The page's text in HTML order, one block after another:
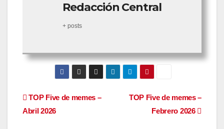
Redacción Central
+ posts
Navegación
TOP Five de memes –
Febrero 2026
TOP Five de memes –
Abril 2026